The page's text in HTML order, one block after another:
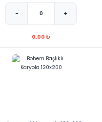
− +
0,00 ₺